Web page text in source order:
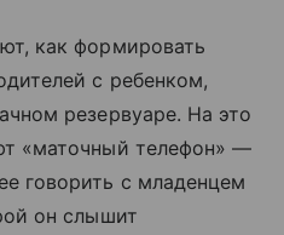
как формировать
с ребенком,
резервуаре. На это
«маточный телефон» —
говорить с младенцем
он слышит